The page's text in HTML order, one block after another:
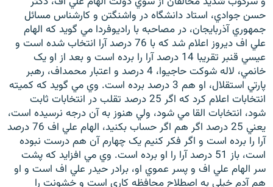
حسن جوادي، استاد دانشگاه در واشنگتن و کارشناس مسائل
جمهوري آذربايجان، در مصاحبه با راديوفردا مي گويد که الهام
علي اف ديروز اعلام شد که با 76 درصد آرا انتخاب شده است و
عيسي قنبر تقريبا 14 درصد آرا را برده است و بعد از او يک
خانمي، لاله شوکت حاجيوا، 4 درصد و اعتبار محمداف، رهبر
پارتي استقلال، او هم 3 درصد برده است. وي مي گويد که کميته
انتخابات اعلام کرد که اگر 25 درصد تقلب در انتخابات ثابت
شود، انتخابات القا مي شود، ولي هنوز به آن درجه نرسيده است،
يعني 25 درصد اگر هم اگر حساب بکنيد، الهام علي اف 76 درصد
آرا را برده است و اگر فکر کنيم يک چهارم آن هم درست نبوده
است، باز 51 درصد آرا را او برده است. وي مي افزايد که پشت
سر الهام علي اف و پسر عموي او، برادر حيدر علي اف است و او
هم آدم خيلي به اصطلاح محافظه کاري است و خشونت را